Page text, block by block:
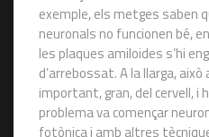
exemple, els metges saben
neuronals no funcionen bé,
les plaques amiloides s’hi
d’arrebossat. A la llarga,
important, gran, del cervell, i
problema va començar
fotònica i amb altres